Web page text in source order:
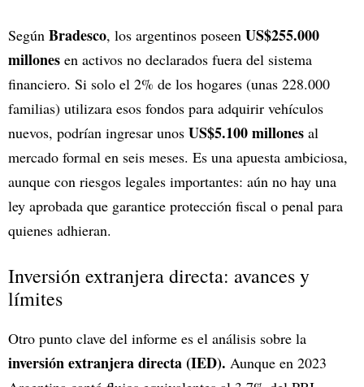
Según Bradesco, los argentinos poseen US$255.000
millones en activos no declarados fuera del sistema
financiero. Si solo el 2% de los hogares (unas 228.000
familias) utilizara esos fondos para adquirir vehículos
nuevos, podrían ingresar unos US$5.100 millones al
mercado formal en seis meses. Es una apuesta ambiciosa,
aunque con riesgos legales importantes: aún no hay una
ley aprobada que garantice protección fiscal o penal para
quienes adhieran.
Inversión extranjera directa: avances y
límites
Otro punto clave del informe es el análisis sobre la
inversión extranjera directa (IED). Aunque en 2023